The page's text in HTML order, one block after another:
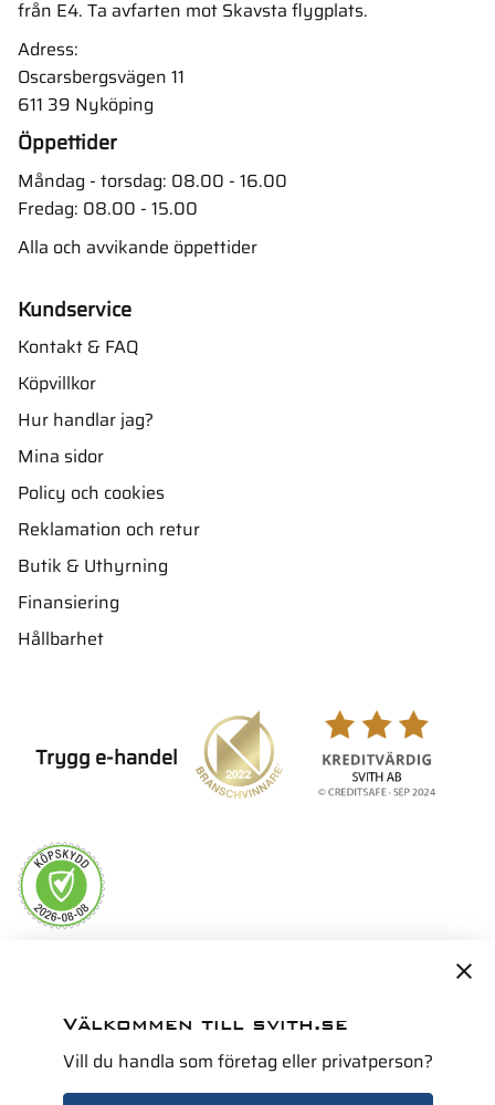
från E4. Ta avfarten mot Skavsta flygplats.
Adress:
Oscarsbergsvägen 11
611 39 Nyköping
Öppettider
Måndag - torsdag: 08.00 - 16.00
Fredag: 08.00 - 15.00
Alla och avvikande öppettider
Kundservice
Kontakt & FAQ
Köpvillkor
Hur handlar jag?
Mina sidor
Policy och cookies
Reklamation och retur
Butik & Uthyrning
Finansiering
Hållbarhet
Trygg e-handel
Välkommen till svith.se
Vill du handla som företag eller privatperson?